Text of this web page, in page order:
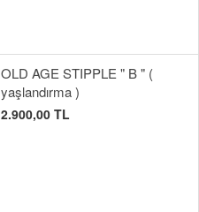
OLD AGE STIPPLE " B " (
yaşlandırma )
2.900,00 TL